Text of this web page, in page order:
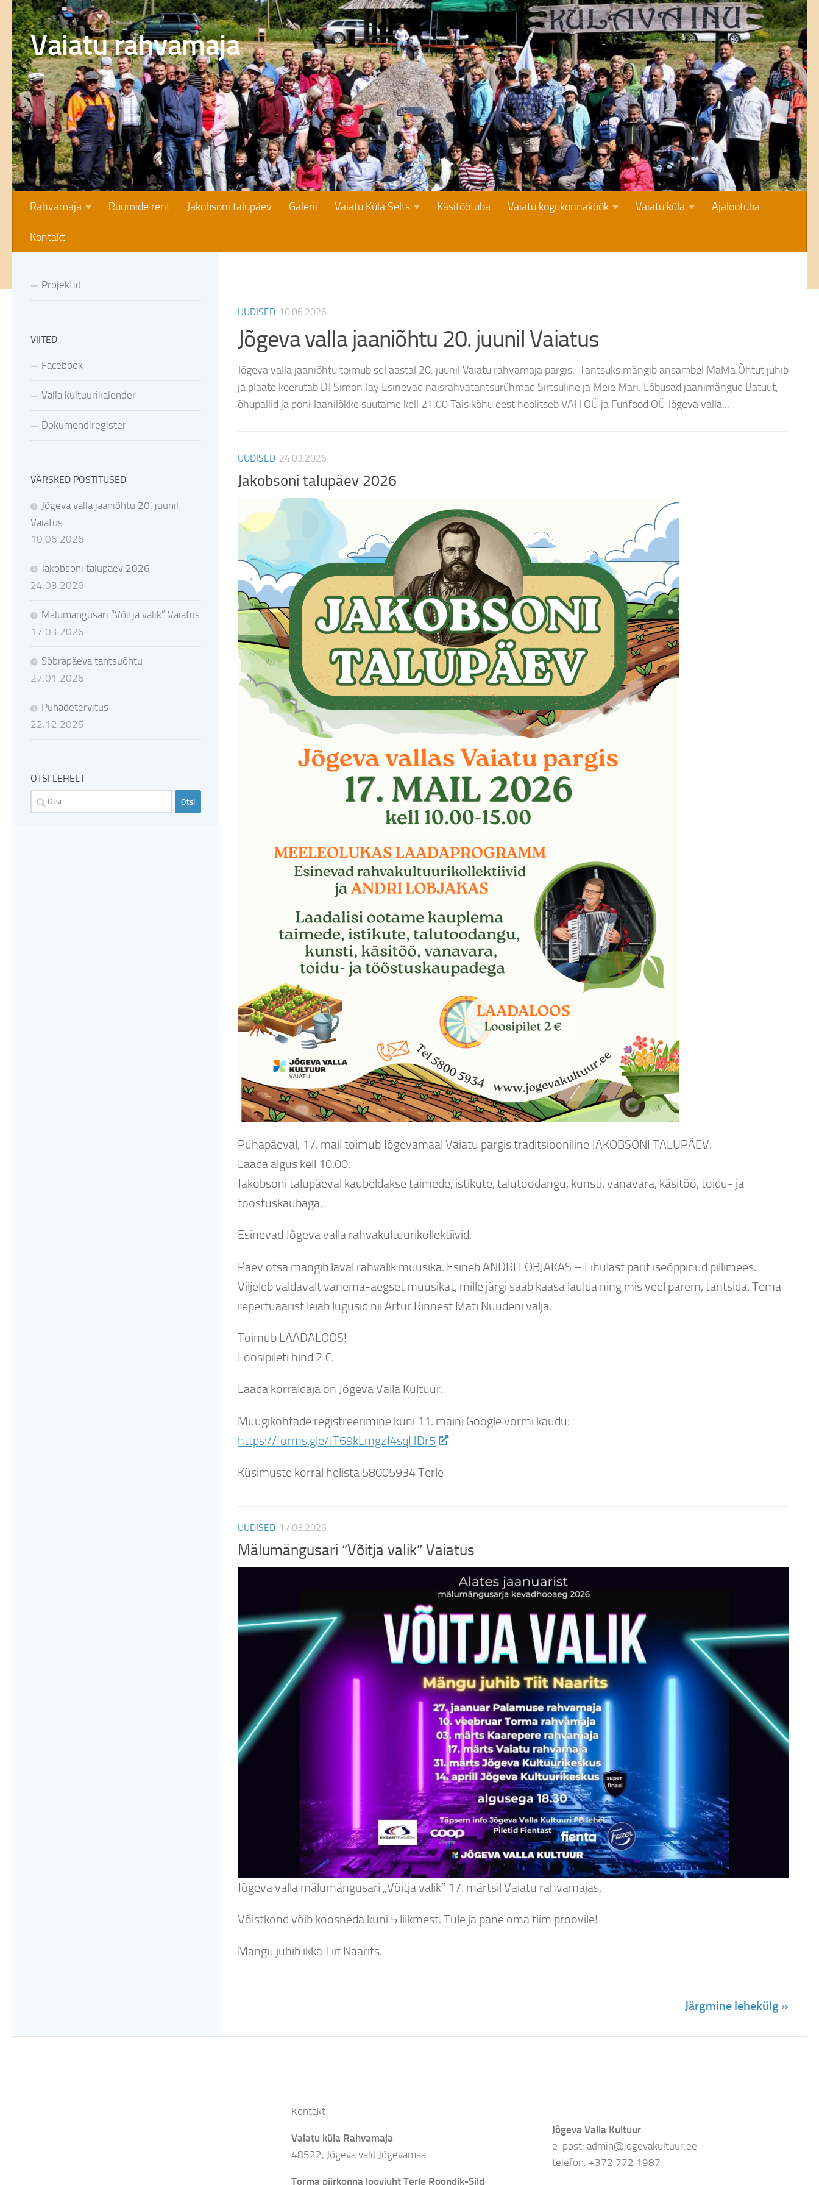
Skip to content
Vaiatu rahvamaja
Rahvamaja Ruumide rent Jakobsoni talupäev Galerii Vaiatu Küla Selts Käsitöötuba Vaiatu kogukonnaköök Vaiatu küla Ajalootuba
Kontakt
UUDISED 10.06.2026
Jõgeva valla jaaniõhtu 20. juunil Vaiatus
Jõgeva valla jaaniõhtu toimub sel aastal 20. juunil Vaiatu rahvamaja pargis. Tantsuks mängib ansambel MaMa Õhtut juhib
ja plaate keerutab DJ Simon Jay Esinevad naisrahvatantsurühmad Sirtsuline ja Meie Mari. Lõbusad jaanimängud Batuut,
õhupallid ja poni Jaanilõkke süütame kell 21.00 Täis kõhu eest hoolitseb VAH OÜ ja Funfood OÜ Jõgeva valla...
UUDISED 24.03.2026
Jakobsoni talupäev 2026
Pühapäeval, 17. mail toimub Jõgevamaal Vaiatu pargis traditsiooniline JAKOBSONI TALUPÄEV.
Laada algus kell 10.00.
Jakobsoni talupäeval kaubeldakse taimede, istikute, talutoodangu, kunsti, vanavara, käsitöö, toidu- ja
tööstuskaubaga.
Esinevad Jõgeva valla rahvakultuurikollektiivid.
Päev otsa mängib laval rahvalik muusika. Esineb ANDRI LOBJAKAS – Lihulast pärit iseõppinud pillimees.
Viljeleb valdavalt vanema-aegset muusikat, mille järgi saab kaasa laulda ning mis veel parem, tantsida. Tema
repertuaarist leiab lugusid nii Artur Rinnest Mati Nuudeni välja.
Toimub LAADALOOS!
Loosipileti hind 2 €.
Laada korraldaja on Jõgeva Valla Kultuur.
Müügikohtade registreerimine kuni 11. maini Google vormi kaudu:
https://forms.gle/JT69kLmgzJ4sqHDr5
Küsimuste korral helista 58005934 Terle
UUDISED 17.03.2026
Mälumängusari “Võitja valik” Vaiatus
Jõgeva valla mälumängusari „Võitja valik” 17. märtsil Vaiatu rahvamajas.
Võistkond võib koosneda kuni 5 liikmest. Tule ja pane oma tiim proovile!
Mängu juhib ikka Tiit Naarits.
Järgmine lehekülg »
Projektid
VIITED
Facebook
Valla kultuurikalender
Dokumendiregister
VÄRSKED POSTITUSED
Jõgeva valla jaaniõhtu 20. juunil
Vaiatus
10.06.2026
Jakobsoni talupäev 2026
24.03.2026
Mälumängusari “Võitja valik” Vaiatus
17.03.2026
Sõbrapäeva tantsuõhtu
27.01.2026
Pühadetervitus
22.12.2025
OTSI LEHELT
Otsi:
Kontakt
Vaiatu küla Rahvamaja
48522, Jõgeva vald Jõgevamaa
Torma piirkonna loovjuht Terle Roondik-Sild
Jõgeva Valla Kultuur
e-post: admin@jogevakultuur.ee
telefon: +372 772 1987